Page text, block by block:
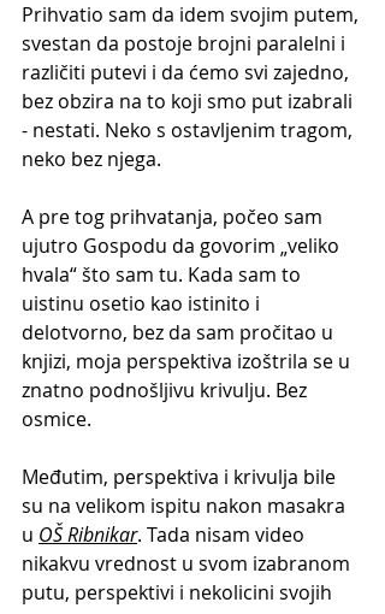
Prihvatio sam da idem svojim putem,
svestan da postoje brojni paralelni i
različiti putevi i da ćemo svi zajedno,
bez obzira na to koji smo put izabrali
- nestati. Neko s ostavljenim tragom,
neko bez njega.
A pre tog prihvatanja, počeo sam
ujutro Gospodu da govorim „veliko
hvala“ što sam tu. Kada sam to
uistinu osetio kao istinito i
delotvorno, bez da sam pročitao u
knjizi, moja perspektiva izoštrila se u
znatno podnošljivu krivulju. Bez
osmice.
Međutim, perspektiva i krivulja bile
su na velikom ispitu nakon masakra
u OŠ Ribnikar. Tada nisam video
nikakvu vrednost u svom izabranom
putu, perspektivi i nekolicini svojih